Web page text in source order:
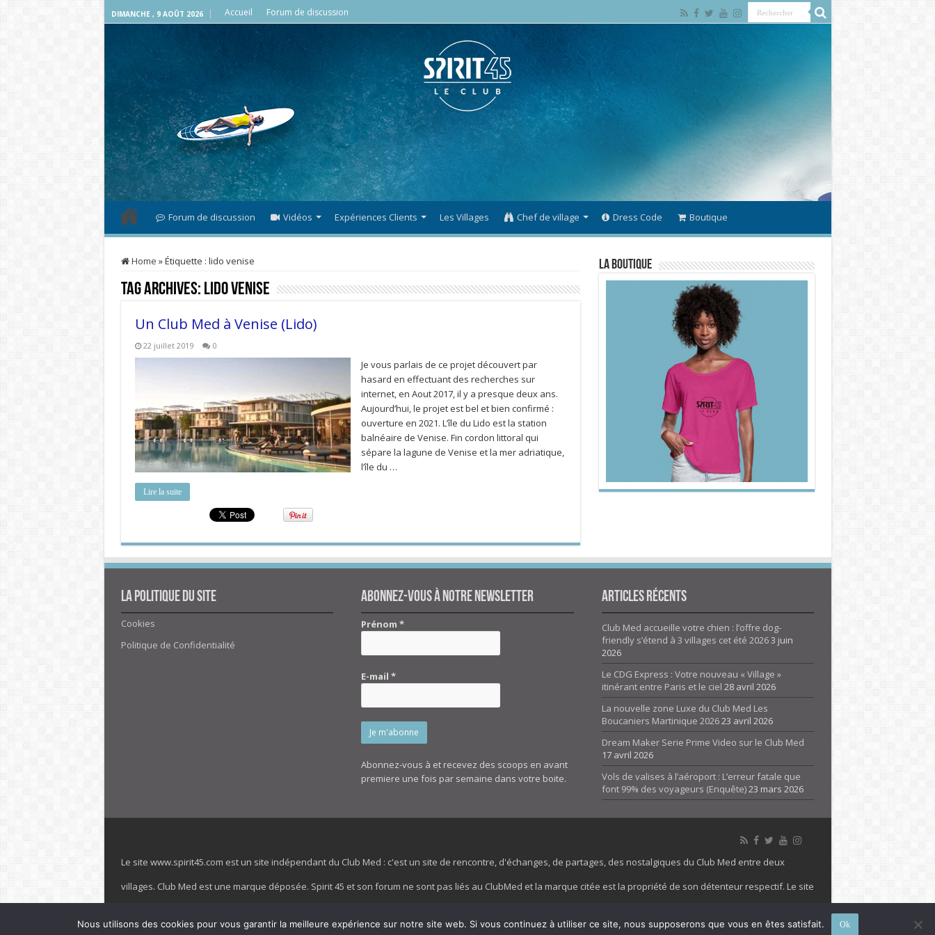
DIMANCHE , 9 AOÛT 2026 Accueil Forum de discussion
Forum de discussion Vidéos Expériences Clients Les Villages Chef de village Dress Code Boutique
Home »Étiquette : lido venise
Tag Archives: lido venise
Un Club Med à Venise (Lido)
22 juillet 2019 0
Je vous parlais de ce projet découvert par
hasard en effectuant des recherches sur
internet, en Aout 2017, il y a presque deux ans.
Aujourd’hui, le projet est bel et bien confirmé :
ouverture en 2021. L’île du Lido est la station
balnéaire de Venise. Fin cordon littoral qui
sépare la lagune de Venise et la mer adriatique,
l’île du …
Lire la suite
La Boutique
La politique du site
Cookies
Politique de Confidentialité
Abonnez-vous à notre newsletter
Prénom*
E-mail*
Abonnez-vous à et recevez des scoops en avant
premiere une fois par semaine dans votre boite.
Articles Récents
Club Med accueille votre chien : l’offre dog-
friendly s’étend à 3 villages cet été 20263 juin
2026
Le CDG Express : Votre nouveau « Village »
itinérant entre Paris et le ciel 28 avril 2026
La nouvelle zone Luxe du Club Med Les
Boucaniers Martinique 202623 avril 2026
Dream Maker Serie Prime Video sur le Club Med
17 avril 2026
Vols de valises à l’aéroport : L’erreur fatale que
font 99% des voyageurs (Enquête)23 mars 2026
Le site www.spirit45.com est un site indépendant du Club Med : c'est un site de rencontre, d'échanges, de partages, des nostalgiques du Club Med entre deux
villages. Club Med est une marque déposée. Spirit 45 et son forum ne sont pas liés au ClubMed et la marque citée est la propriété de son détenteur respectif. Le site
Nous utilisons des cookies pour vous garantir la meilleure expérience sur notre site web. Si vous continuez à utiliser ce site, nous supposerons que vous en êtes satisfait. Ok